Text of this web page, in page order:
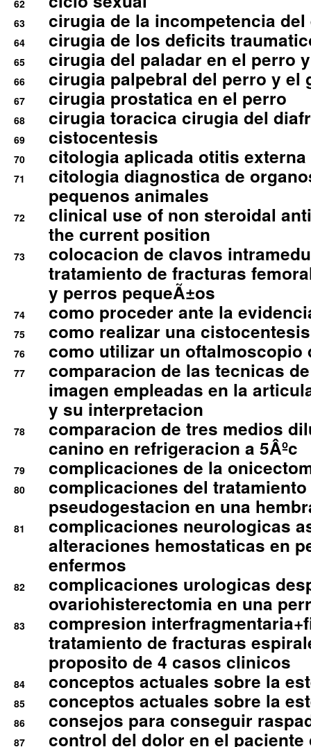
62
63 cirugia de la incompetencia
64 cirugia de los deficits
65 cirugia del paladar en el perro
66 cirugia palpebral del perro y el
67 cirugia prostatica en el perro
68 cirugia toracica cirugia del
69 cistocentesis
70 citologia aplicada otitis externa
71
citologia diagnostica de
pequenos animales
72
clinical use of non steroidal
the current position
73
colocacion de clavos
tratamiento de fracturas
y perros pequeÃ±os
74 como proceder ante la
75 como realizar una
76 como utilizar un oftalmoscopio
77
comparacion de las tecnicas
imagen empleadas en la
y su interpretacion
78
comparacion de tres medios
canino en refrigeracion a 5Âºc
79 complicaciones de la
80
complicaciones del
pseudogestacion en una
81
complicaciones neurologicas
alteraciones hemostaticas en
enfermos
82
complicaciones urologicas
ovariohisterectomia en una
83
compresion
tratamiento de fracturas
proposito de 4 casos clinicos
84 conceptos actuales sobre la
85 conceptos actuales sobre la
86 consejos para conseguir
87 control del dolor en el